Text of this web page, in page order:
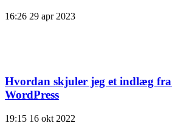
16:26 29 apr 2023
Hvordan skjuler jeg et indlæg
WordPress
19:15 16 okt 2022